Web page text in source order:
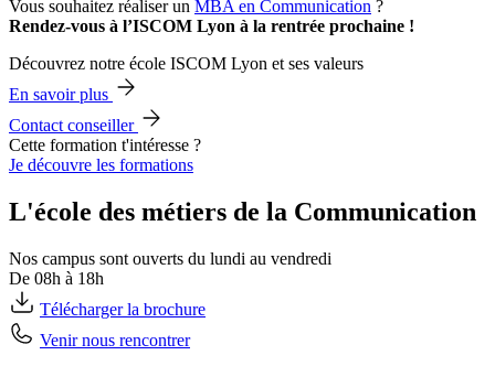
Vous souhaitez réaliser un MBA en Communication ?
Rendez-vous à l’ISCOM Lyon à la rentrée prochaine !
Découvrez notre école ISCOM Lyon et ses valeurs
En savoir plus
Contact conseiller
Cette formation t'intéresse ?
Je découvre les formations
L'école des métiers de la Communication
Nos campus sont ouverts du lundi au vendredi
De 08h à 18h
Télécharger la brochure
Venir nous rencontrer